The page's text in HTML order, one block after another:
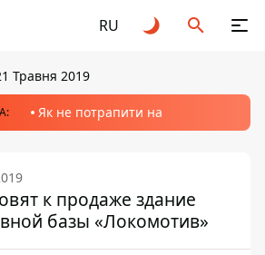
RU
Травня 2019
Як не потрапити на
к продаже здание
базы «Локомотив»